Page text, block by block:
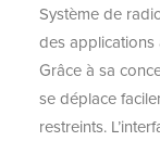
Système de
des applications
Grâce à sa
se déplace
restreints.